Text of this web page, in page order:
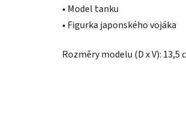
• Model tanku
• Figurka japonského vojáka
Rozměry modelu (D x V): 13,5